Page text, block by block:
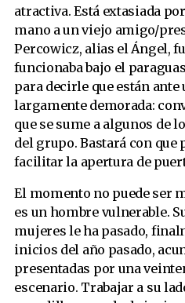
Los hechos
Uñas
Plácido Domingo en la secta
La casa número seis
Mi panteón personal
Los últimos de San Julián
Distancia
El vivero
La valija de Lionel
atractiva. Está extasiada
mano a un viejo amigo/
Percowicz, alias el Ángel,
funcionaba bajo el
para decirle que están
largamente demorada:
que se sume a algunos de
del grupo. Bastará con que
facilitar la apertura de
El momento no puede ser
es un hombre vulnerable.
mujeres le ha pasado,
inicios del año pasado,
presentadas por una
escenario. Trabajar a su